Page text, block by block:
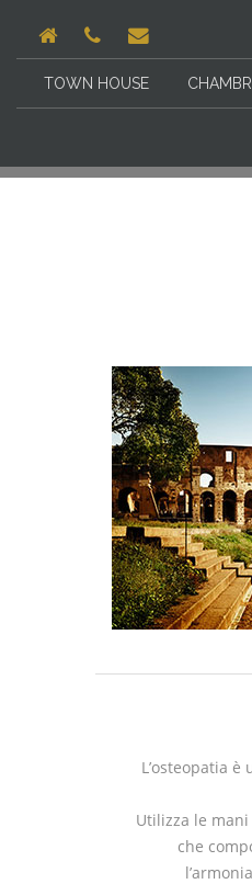
TOWN HOUSE
L’osteopatia
Utilizza le
che